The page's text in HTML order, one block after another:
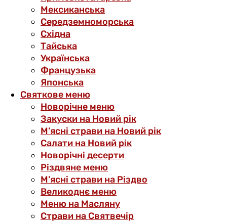
Мексиканська
Середземноморська
Східна
Тайська
Українська
Французька
Японська
Святкове меню
Новорічне меню
Закуски на Новий рік
М’ясні страви на Новий рік
Салати на Новий рік
Новорічні десерти
Різдвяне меню
М’ясні страви на Різдво
Великоднє меню
Меню на Масляну
Страви на Святвечір